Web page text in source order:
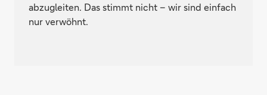
abzugleiten. Das stimmt nicht – wir sind einfach
nur verwöhnt.